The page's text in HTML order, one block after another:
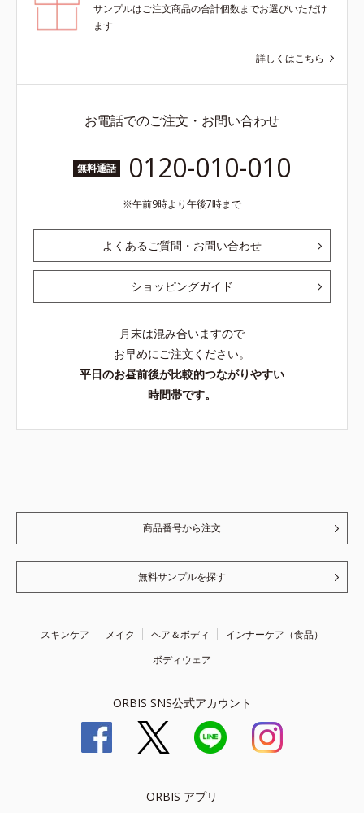
サンプルはご注文商品の合計個数までお選びいただけ
ます
詳しくはこちら
お電話でのご注文・お問い合わせ
無料通話 0120-010-010
午前9時より午後7時まで
よくあるご質問・お問い合わせ
ショッピングガイド
月末は混み合いますので
お早めにご注文ください。
平日のお昼前後が比較的つながりやすい
時間帯です。
商品番号から注文
無料サンプルを探す
スキンケア メイク ヘア＆ボディ
インナーケア（食品）
ボディウェア
ORBIS SNS公式アカウント
ORBIS アプリ